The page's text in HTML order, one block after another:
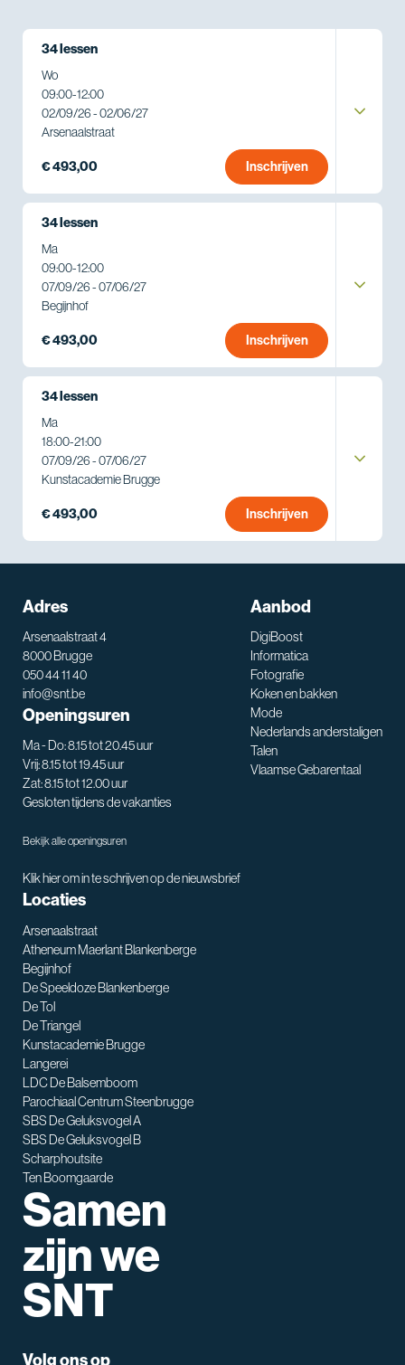
34 lessen
Wo
09:00-12:00
02/09/26 - 02/06/27
Arsenaalstraat
€ 493,00 Inschrijven
34 lessen
Ma
09:00-12:00
07/09/26 - 07/06/27
Begijnhof
€ 493,00 Inschrijven
34 lessen
Ma
18:00-21:00
07/09/26 - 07/06/27
Kunstacademie Brugge
€ 493,00 Inschrijven
Adres
Arsenaalstraat 4
8000 Brugge
050 44 11 40
info@snt.be
Openingsuren
Ma - Do: 8.15 tot 20.45 uur
Vrij: 8.15 tot 19.45 uur
Zat: 8.15 tot 12.00 uur
Gesloten tijdens de vakanties
Bekijk alle openingsuren
Klik hier om in te schrijven op de nieuwsbrief
Aanbod
DigiBoost
Informatica
Fotografie
Koken en bakken
Mode
Nederlands anderstaligen
Talen
Vlaamse Gebarentaal
Locaties
Arsenaalstraat
Atheneum Maerlant Blankenberge
Begijnhof
De Speeldoze Blankenberge
De Tol
De Triangel
Kunstacademie Brugge
Langerei
LDC De Balsemboom
Parochiaal Centrum Steenbrugge
SBS De Geluksvogel A
SBS De Geluksvogel B
Scharphoutsite
Ten Boomgaarde
Samen
zijn we
SNT
Volg ons op
SNT assistent
Waarmee kan ik je helpen?